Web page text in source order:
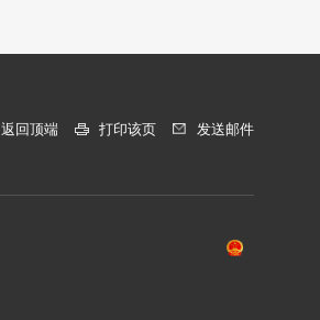
返回顶端 打印该页 发送邮件